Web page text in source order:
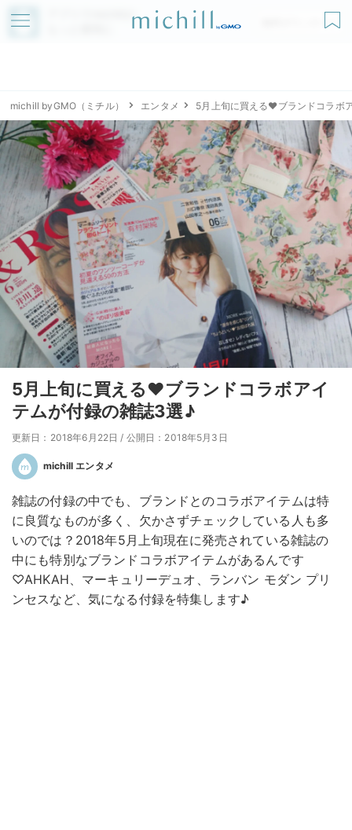
アプリでmichillが
無料ダウンロード
michill byGMO（ミチル） エンタメ 5月上旬に買える♥ブランドコラボ
5月上旬に買える♥ブランドコラボアイ
テムが付録の雑誌3選♪
更新日：2018年6月22日 / 公開日：2018年5月3日
michill エンタメ
雑誌の付録の中でも、ブランドとのコラボアイテムは特
に良質なものが多く、欠かさずチェックしている人も多
いのでは？2018年5月上旬現在に発売されている雑誌の
中にも特別なブランドコラボアイテムがあるんです
♡AHKAH、マーキュリーデュオ、ランバン モダン プリ
ンセスなど、気になる付録を特集します♪